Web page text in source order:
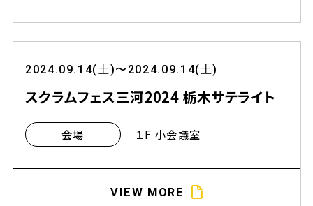
2024.09.14(土)〜2024.09.14(土)
スクラムフェス三河2024 栃木サテライト
会場 １F 小会議室
VIEW MORE